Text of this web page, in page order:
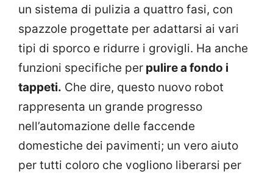
un sistema di pulizia a quattro fasi, con
spazzole progettate per adattarsi ai vari
tipi di sporco e ridurre i grovigli. Ha anche
funzioni specifiche per pulire a fondo i
tappeti. Che dire, questo nuovo robot
rappresenta un grande progresso
nell’automazione delle faccende
domestiche dei pavimenti; un vero aiuto
per tutti coloro che vogliono liberarsi per